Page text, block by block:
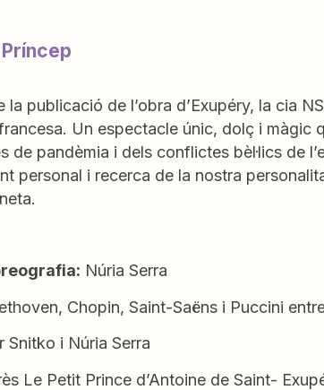
la publicació de l’obra d’Exupéry, la cia
Un espectacle únic, dolç i màgic
de pandèmia i dels conflictes bèl·lics de
personal i recerca de la nostra
Núria Serra
Chopin, Saint-Saëns i Puccini
Snitko i Núria Serra
Le Petit Prince d’Antoine de Saint-